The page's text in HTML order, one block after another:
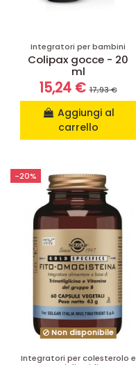
Integratori per bambini
Colipax gocce - 20
ml
15,24 €17,93 €
Aggiungi al
carrello
-20%
Non disponibile
Integratori per colesterolo e